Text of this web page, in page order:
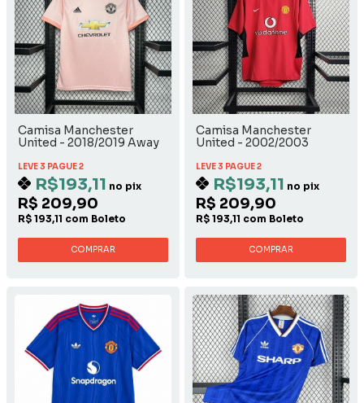
Camisa Manchester
United - 2018/2019 Away
LEVE 3 PAGUE 2
R$193,11 no pix
R$ 209,90
R$ 193,11 com Boleto
COMPRAR
Camisa Manchester
United - 2002/2003
LEVE 3 PAGUE 2
R$193,11 no pix
R$ 209,90
R$ 193,11 com Boleto
COMPRAR